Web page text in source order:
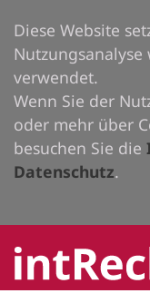
Diese Website
verwendet.
Wenn Sie der
oder mehr über
besuchen Sie die
Datenschutz.